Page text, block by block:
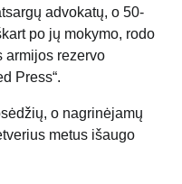
advokatų, o 50-
po jų mokymo, rodo
armijos rezervo
Press“.
o nagrinėjamų
metus išaugo